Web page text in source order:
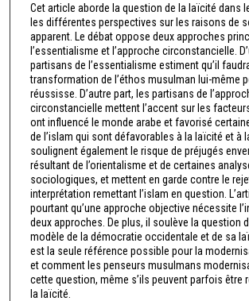
Cet article aborde la question de la laïcité dans
les différentes perspectives sur les raisons de
apparent. Le débat oppose deux approches
l’essentialisme et l’approche circonstancielle.
partisans de l’essentialisme estiment qu’il
transformation de l’éthos musulman lui-même
réussisse. D’autre part, les partisans de
circonstancielle mettent l’accent sur les
ont influencé le monde arabe et favorisé
de l’islam qui sont défavorables à la laïcité et à
soulignent également le risque de préjugés
résultant de l’orientalisme et de certaines
sociologiques, et mettent en garde contre le
interprétation remettant l’islam en question.
pourtant qu’une approche objective nécessite
deux approches. De plus, il soulève la question
modèle de la démocratie occidentale et de sa
est la seule référence possible pour la
et comment les penseurs musulmans
cette question, même s’ils peuvent parfois être
la laïcité.